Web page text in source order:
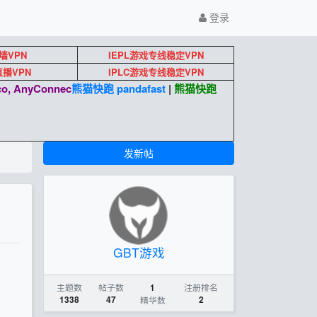
登录
VPN
IEPL游戏专线稳定VPN
VPN
IPLC游戏专线稳定VPN
AnyConnec熊猫快跑 pandafast| 熊猫快跑
发新帖
GBT游戏
主题数
1338
帖子数
47
1
精华数
注册排名
2